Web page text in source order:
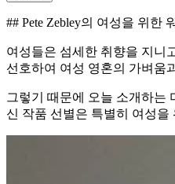
## Pete Zebley의 여성을 위한
여성들은 섬세한 취향을 지니
선호하여 여성 영혼의 가벼움
그렇기 때문에 오늘 소개하는
신 작품 선별은 특별히 여성을